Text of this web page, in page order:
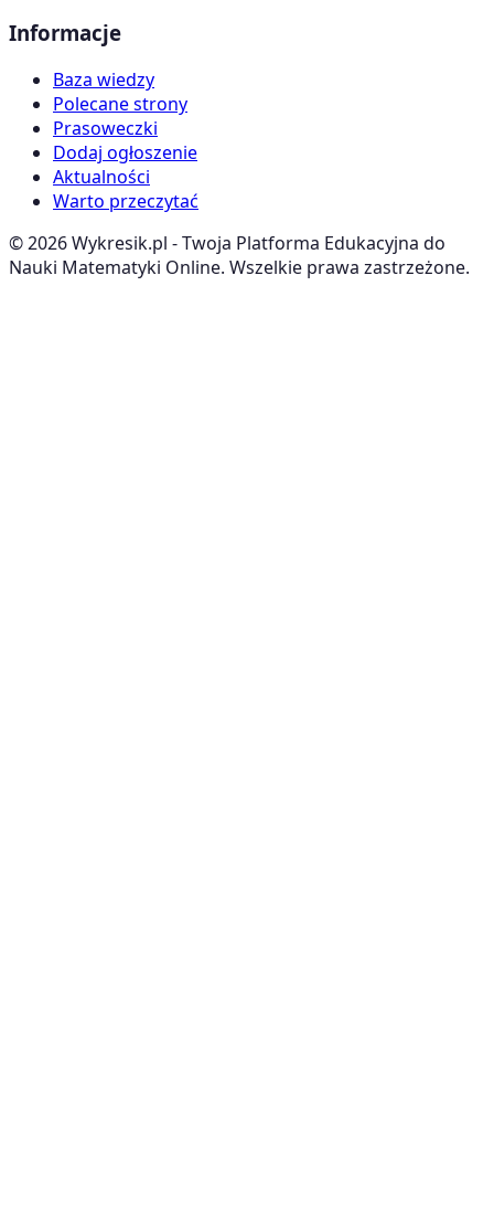
Informacje
Baza wiedzy
Polecane strony
Prasoweczki
Dodaj ogłoszenie
Aktualności
Warto przeczytać
©2026Wykresik.pl - Twoja Platforma Edukacyjna do
Nauki Matematyki Online. Wszelkie prawa zastrzeżone.